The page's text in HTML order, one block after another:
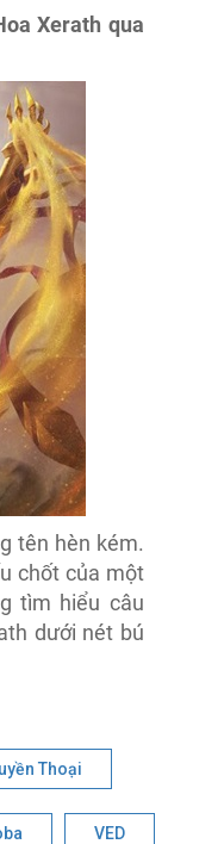
Xerath qua
tên hèn kém.
chốt của một
tìm hiểu câu
dưới nét bú
Thoại
VED